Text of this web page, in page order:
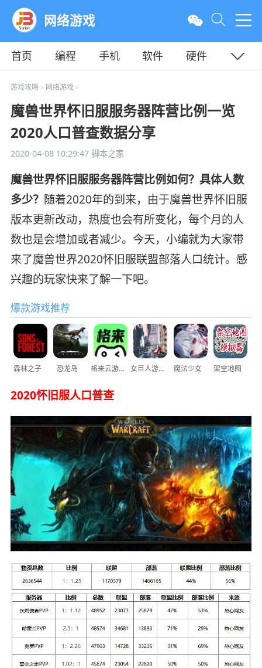
网络游戏
首页 编程 手机 软件
硬件
教程
平面
游戏攻略> 网络游戏>
魔兽世界怀旧服服务器阵营比例一览
2020人口普查数据分享
2020-04-08 10:29:47脚本之家
魔兽世界怀旧服服务器阵营比例如何？具体人数
多少？ 随着2020年的到来，由于魔兽世界怀旧服
版本更新改动，热度也会有所变化，每个月的人
数也是会增加或者减少。今天，小编就为大家带
来了魔兽世界2020怀旧服联盟部落人口统计。感
兴趣的玩家快来了解一下吧。
爆款游戏推荐
森林之子 恐龙岛 格来云游戏 女巨人游乐场 魔法少女 架空地图
2020怀旧服人口普查